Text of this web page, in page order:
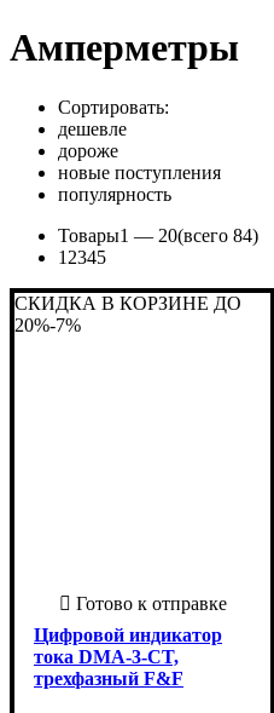
Амперметры
Сортировать:
дешевле
дороже
новые поступления
популярность
Товары1 — 20(всего 84)
1 2345
СКИДКА В КОРЗИНЕ ДО
20%-7%
Цифровой индикатор
тока DMA-3-CT,
трехфазный F&F